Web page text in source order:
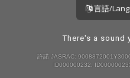
言語/
There's a sound
許諾 JASRAC:
ID000000232,